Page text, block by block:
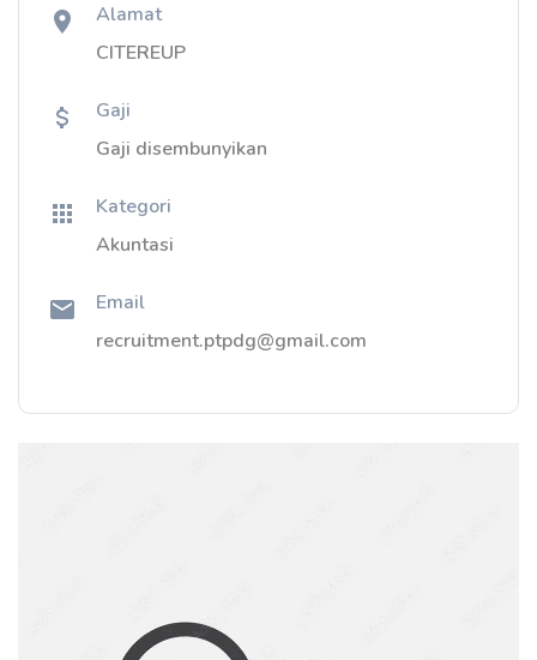
Alamat
CITEREUP
Gaji
Gaji disembunyikan
Kategori
Akuntasi
Email
recruitment.ptpdg@gmail.com